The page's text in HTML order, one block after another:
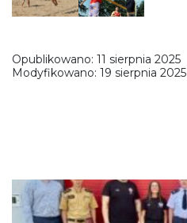
Opublikowano: 11 sierpnia 2025
Modyfikowano: 19 sierpnia 2025